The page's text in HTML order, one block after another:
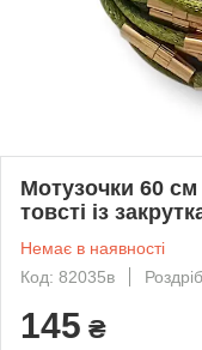
Мотузочки 60
товсті із
Немає в наявності
Код: 82035в
Роздріб
145 ₴